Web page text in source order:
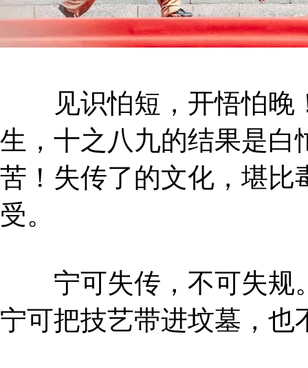
见识怕短，开悟怕晚
生，十之八九的结果是白
苦！失传了的文化，堪比
受。
宁可失传，不可失规
宁可把技艺带进坟墓，也